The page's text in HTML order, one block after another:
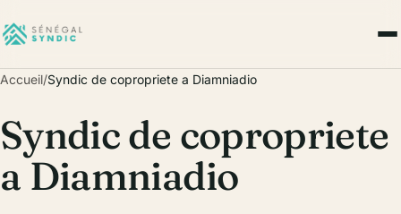
Accueil/Syndic de copropriete a Diamniadio
Syndic de copropriete
a Diamniadio